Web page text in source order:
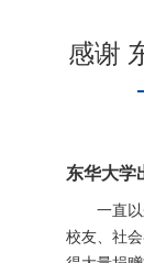
感谢
东华大学
一直
校友、社